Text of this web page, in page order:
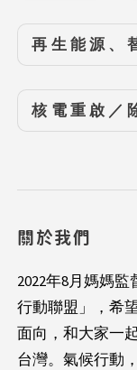
再生能源、
核電重啟／
關於我們
2022年8月媽媽
行動聯盟」，希
面向，和大家一
台灣。氣候行動